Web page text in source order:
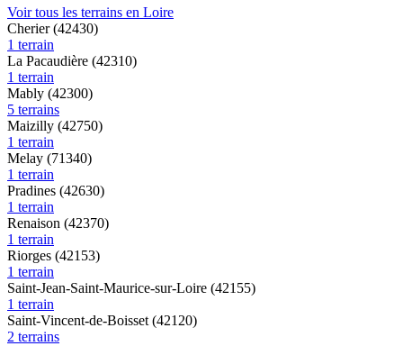
Voir tous les terrains en Loire
Cherier (42430)
1 terrain
La Pacaudière (42310)
1 terrain
Mably (42300)
5 terrains
Maizilly (42750)
1 terrain
Melay (71340)
1 terrain
Pradines (42630)
1 terrain
Renaison (42370)
1 terrain
Riorges (42153)
1 terrain
Saint-Jean-Saint-Maurice-sur-Loire (42155)
1 terrain
Saint-Vincent-de-Boisset (42120)
2 terrains